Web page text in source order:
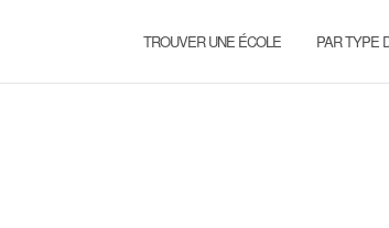
TROUVER UNE ÉCOLE PAR TYPE